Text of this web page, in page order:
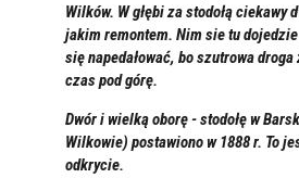
Wilków. W głębi za stodołą ciekawy
jakim remontem. Nim sie tu
się napedałować, bo szutrowa
czas pod górę.
Dwór i wielką oborę - stodołę w
Wilkowie) postawiono w 1888 r. To
odkrycie.